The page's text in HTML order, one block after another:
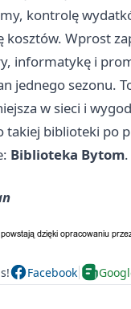
kontrolę
kosztów. Wprost
informatykę i
jednego sezonu.
w sieci i
takiej biblioteki po
Biblioteka Bytom.
Facebook